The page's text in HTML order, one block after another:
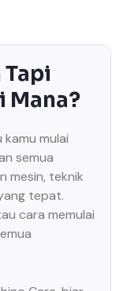
Tapi
Mana?
mulai
semua
mesin, teknik
tepat.
cara memulai